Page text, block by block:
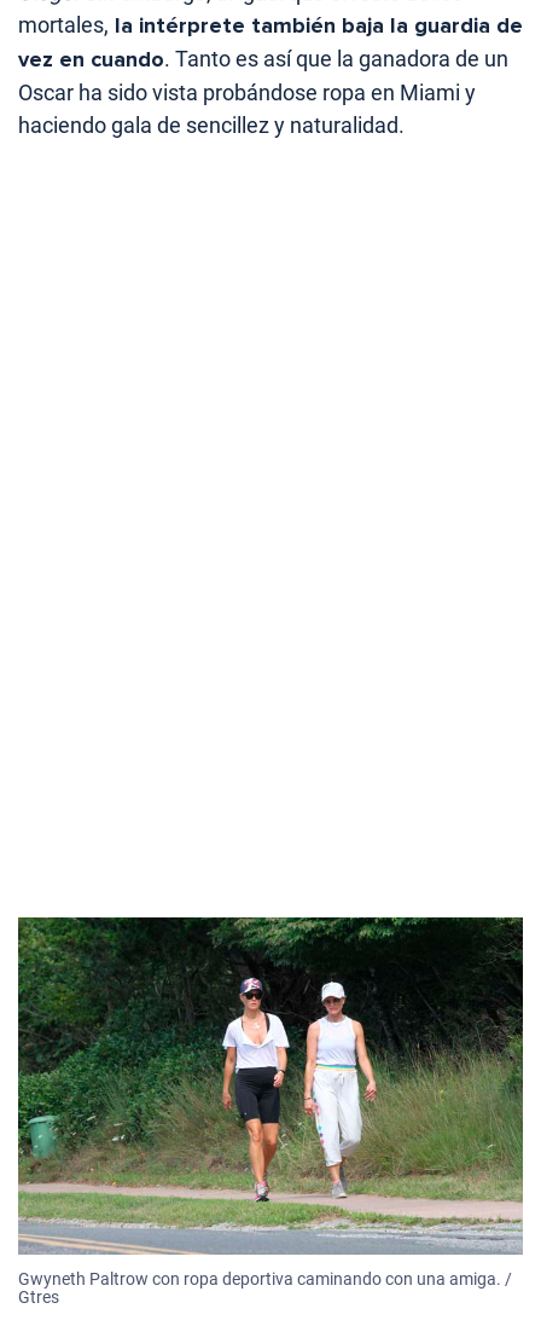
mortales, la intérprete también baja la guardia de
vez en cuando. Tanto es así que la ganadora de un
Oscar ha sido vista probándose ropa en Miami y
haciendo gala de sencillez y naturalidad.
Gwyneth Paltrow con ropa deportiva caminando con una amiga. /
Gtres